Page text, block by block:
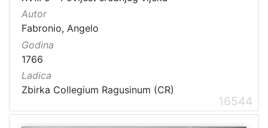
Autor
Fabronio, Angelo
Godina
1766
Ladica
Zbirka Collegium Ragusinum (CR)
16544